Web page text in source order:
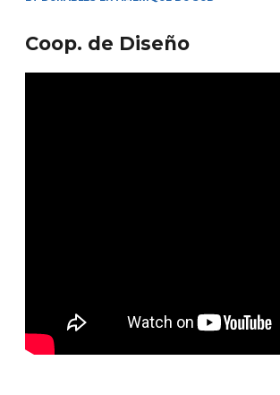
Coop. de Diseño